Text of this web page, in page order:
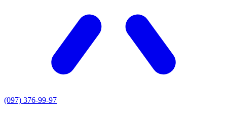
(097) 376-99-97